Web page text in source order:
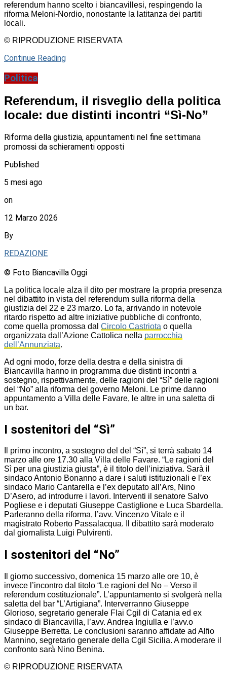
referendum hanno scelto i biancavillesi, respingendo la
riforma Meloni-Nordio, nonostante la latitanza dei partiti
locali.
© RIPRODUZIONE RISERVATA
Continue Reading
Politica
Referendum, il risveglio della politica
locale: due distinti incontri “Sì-No”
Riforma della giustizia, appuntamenti nel fine settimana
promossi da schieramenti opposti
Published
5 mesi ago
on
12 Marzo 2026
By
REDAZIONE
© Foto Biancavilla Oggi
La politica locale alza il dito per mostrare la propria presenza
nel dibattito in vista del referendum sulla riforma della
giustizia del 22 e 23 marzo. Lo fa, arrivando in notevole
ritardo rispetto ad altre iniziative pubbliche di confronto,
come quella promossa dal Circolo Castriota o quella
organizzata dall’Azione Cattolica nella parrocchia
dell’Annunziata.
Ad ogni modo, forze della destra e della sinistra di
Biancavilla hanno in programma due distinti incontri a
sostegno, rispettivamente, delle ragioni del “Sì” delle ragioni
del “No” alla riforma del governo Meloni. Le prime danno
appuntamento a Villa delle Favare, le altre in una saletta di
un bar.
I sostenitori del “Sì”
Il primo incontro, a sostegno del del “Sì”, si terrà sabato 14
marzo alle ore 17.30 alla Villa delle Favare. “Le ragioni del
Sì per una giustizia giusta”, è il titolo dell’iniziativa. Sarà il
sindaco Antonio Bonanno a dare i saluti istituzionali e l’ex
sindaco Mario Cantarella e l’ex deputato all’Ars, Nino
D’Asero, ad introdurre i lavori. Interventi il senatore Salvo
Pogliese e i deputati Giuseppe Castiglione e Luca Sbardella.
Parleranno della riforma, l’avv. Vincenzo Vitale e il
magistrato Roberto Passalacqua. Il dibattito sarà moderato
dal giornalista Luigi Pulvirenti.
I sostenitori del “No”
Il giorno successivo, domenica 15 marzo alle ore 10, è
invece l’incontro dal titolo “Le ragioni del No – Verso il
referendum costituzionale”. L’appuntamento si svolgerà nella
saletta del bar “L’Artigiana”. Interverranno Giuseppe
Glorioso, segretario generale Flai Cgil di Catania ed ex
sindaco di Biancavilla, l’avv. Andrea Ingiulla e l’avv.o
Giuseppe Berretta. Le conclusioni saranno affidate ad Alfio
Mannino, segretario generale della Cgil Sicilia. A moderare il
confronto sarà Nino Benina.
© RIPRODUZIONE RISERVATA